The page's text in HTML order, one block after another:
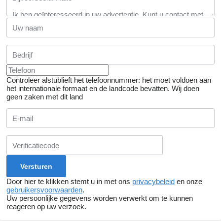
Controleer alstublieft het telefoonnummer: het moet voldoen aan
het internationale formaat en de landcode bevatten. Wij doen
geen zaken met dit land
Door hier te klikken stemt u in met ons privacybeleid en onze
gebruikersvoorwaarden.
Uw persoonlijke gegevens worden verwerkt om te kunnen
reageren op uw verzoek.